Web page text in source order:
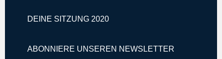
DEINE SITZUNG 2020
ABONNIERE UNSEREN NEWSLETTER